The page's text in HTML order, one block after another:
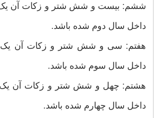
ششم: بیست و شش شتر و زكات آن
داخل سال دوم شده باشد.
هفتم: سی و شش شتر و زكات آن
داخل سال سوم شده باشد.
هشتم: چهل و شش شتر و زكات آن
داخل سال چهارم شده باشد.